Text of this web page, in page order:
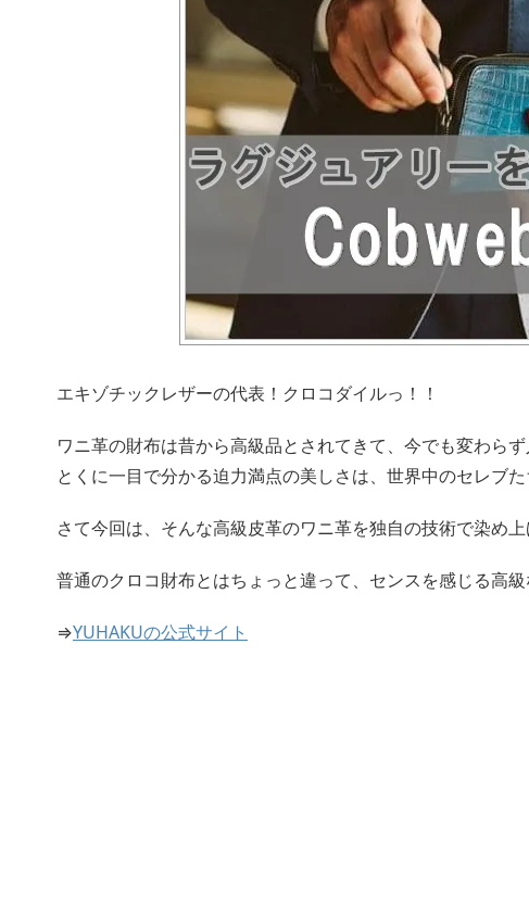
エキゾチックレザーの代表！クロコダイルっ！！
ワニ革の財布は昔から高級品とされてきて、今でも変わらず
とくに一目で分かる迫力満点の美しさは、世界中のセレブた
さて今回は、そんな高級皮革のワニ革を独自の技術で染め
普通のクロコ財布とはちょっと違って、センスを感じる高級
⇒YUHAKUの公式サイト